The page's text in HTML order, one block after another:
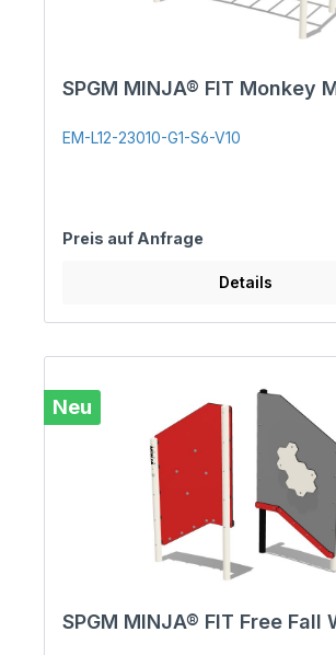
SPGM MINJA® FIT Monkey
EM-L12-23010-G1-S6-V10
Preis auf Anfrage
Details
Neu
SPGM MINJA® FIT Free Fall